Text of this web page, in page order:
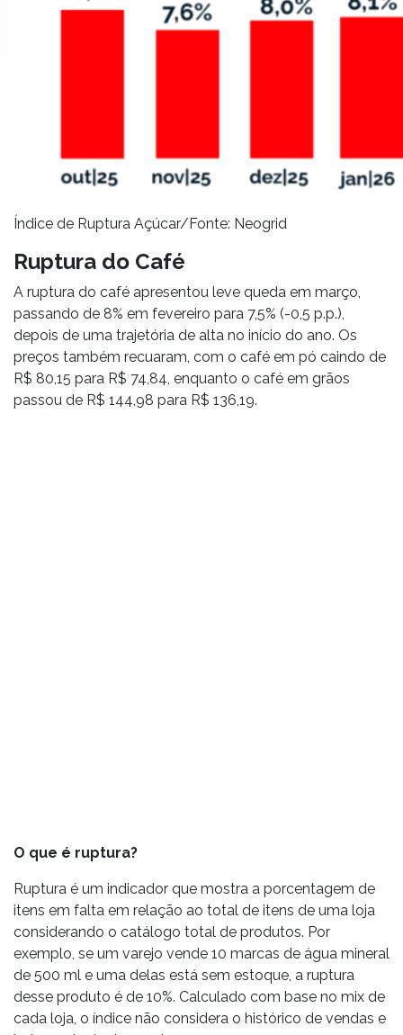
Índice de Ruptura Açúcar/Fonte: Neogrid
Ruptura do Café
A ruptura do café apresentou leve queda em março,
passando de 8% em fevereiro para 7,5% (-0,5 p.p.),
depois de uma trajetória de alta no início do ano. Os
preços também recuaram, com o café em pó caindo de
R$ 80,15 para R$ 74,84, enquanto o café em grãos
passou de R$ 144,98 para R$ 136,19.
O que é ruptura?
Ruptura é um indicador que mostra a porcentagem de
itens em falta em relação ao total de itens de uma loja
considerando o catálogo total de produtos. Por
exemplo, se um varejo vende 10 marcas de água mineral
de 500 ml e uma delas está sem estoque, a ruptura
desse produto é de 10%. Calculado com base no mix de
cada loja, o índice não considera o histórico de vendas e